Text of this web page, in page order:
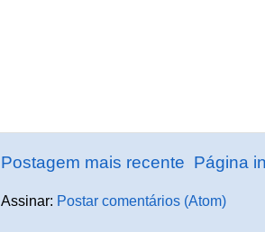
Postagem mais recente Página
Assinar: Postar comentários (Atom)